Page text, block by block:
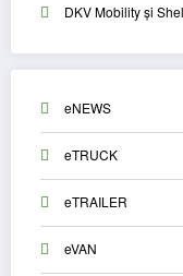
DKV Mobility și
eNEWS
eTRUCK
eTRAILER
eVAN